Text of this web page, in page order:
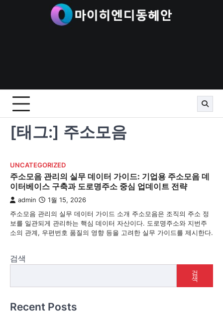
[태그:] 주소모음
UNCATEGORIZED
주소모음 관리의 실무 데이터 가이드: 기업용 주소모음 데
이터베이스 구축과 도로명주소 중심 업데이트 전략
admin 1월 15, 2026
주소모음 관리의 실무 데이터 가이드 소개 주소모음은 조직의 주소 정
보를 일관되게 관리하는 핵심 데이터 자산이다. 도로명주소와 지번주
소의 관계, 우편번호 품질의 영향 등을 고려한 실무 가이드를 제시한다.
검색
검
색
Recent Posts